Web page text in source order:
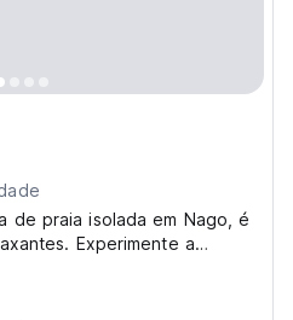
de praia isolada em Nago, é
Experimente a
(Auto-translated from original